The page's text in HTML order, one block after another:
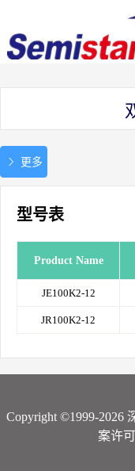
更多
型号表
Product Name
JE100K2-12
JR100K2-12
Copyright ©1999-2026
案许